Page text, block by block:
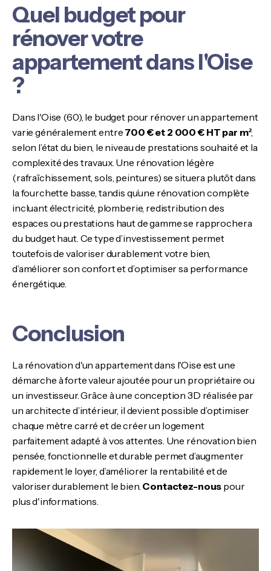
Quel budget pour
rénover votre
appartement dans l'Oise
?
Dans l'Oise (60), le budget pour rénover un appartement
varie généralement entre 700 € et 2 000 € HT par m²,
selon l’état du bien, le niveau de prestations souhaité et la
complexité des travaux. Une rénovation légère
(rafraîchissement, sols, peintures) se situera plutôt dans
la fourchette basse, tandis qu’une rénovation complète
incluant électricité, plomberie, redistribution des
espaces ou prestations haut de gamme se rapprochera
du budget haut. Ce type d’investissement permet
toutefois de valoriser durablement votre bien,
d’améliorer son confort et d’optimiser sa performance
énergétique.
Conclusion
La rénovation d'un appartement dans l'Oise est une
démarche à forte valeur ajoutée pour un propriétaire ou
un investisseur. Grâce à une conception 3D réalisée par
un architecte d’intérieur, il devient possible d’optimiser
chaque mètre carré et de créer un logement
parfaitement adapté à vos attentes. Une rénovation bien
pensée, fonctionnelle et durable permet d’augmenter
rapidement le loyer, d’améliorer la rentabilité et de
valoriser durablement le bien. Contactez-nous pour
plus d'informations.